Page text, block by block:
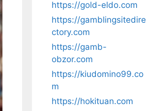
https://gold-eldo.com
https://gamblingsitedire
ctory.com
https://gamb-
obzor.com
https://kiudomino99.co
m
https://hokituan.com